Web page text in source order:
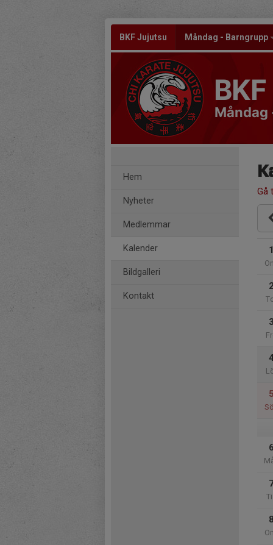
BKF Jujutsu Måndag - Barngrupp
Måndag
Hem
Nyheter
Medlemmar
Kalender
Bildgalleri
Kontakt
Gå
1
2
3
5
6
8